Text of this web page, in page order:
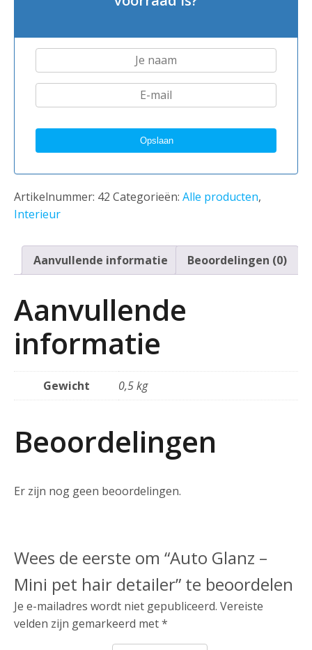
Artikelnummer: 42 Categorieën: Alle producten,
Interieur
Aanvullende informatie Beoordelingen (0)
Aanvullende
informatie
Gewicht 0,5 kg
Beoordelingen
Er zijn nog geen beoordelingen.
Wees de eerste om “Auto Glanz –
Mini pet hair detailer” te beoordelen
Je e-mailadres wordt niet gepubliceerd. Vereiste
velden zijn gemarkeerd met*